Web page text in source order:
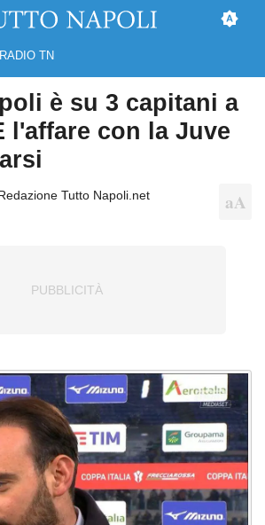
RADIO TN
è su 3 capitani a
l'affare con la Juve
Tutto Napoli.net